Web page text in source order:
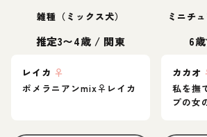
雑種（ミックス犬）
推定3〜4歳 / 関東
レイカ ♀
ポメラニアンmix♀レイカ
ミニチ
6
カカオ
私を撫
プの女